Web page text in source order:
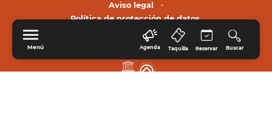
Menú Agenda Taquilla Reservar Buscar
Aviso legal
Política de protección de datos.